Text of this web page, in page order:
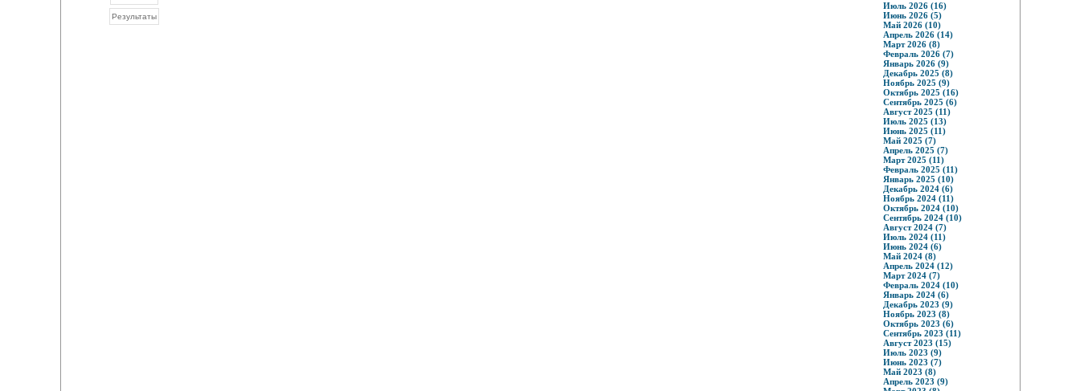
Июль 2026 (16)
Июнь 2026 (5)
Май 2026 (10)
Апрель 2026 (14)
Март 2026 (8)
Февраль 2026 (7)
Январь 2026 (9)
Декабрь 2025 (8)
Ноябрь 2025 (9)
Октябрь 2025 (16)
Сентябрь 2025 (6)
Август 2025 (11)
Июль 2025 (13)
Июнь 2025 (11)
Май 2025 (7)
Апрель 2025 (7)
Март 2025 (11)
Февраль 2025 (11)
Январь 2025 (10)
Декабрь 2024 (6)
Ноябрь 2024 (11)
Октябрь 2024 (10)
Сентябрь 2024 (10)
Август 2024 (7)
Июль 2024 (11)
Июнь 2024 (6)
Май 2024 (8)
Апрель 2024 (12)
Март 2024 (7)
Февраль 2024 (10)
Январь 2024 (6)
Декабрь 2023 (9)
Ноябрь 2023 (8)
Октябрь 2023 (6)
Сентябрь 2023 (11)
Август 2023 (15)
Июль 2023 (9)
Июнь 2023 (7)
Май 2023 (8)
Апрель 2023 (9)